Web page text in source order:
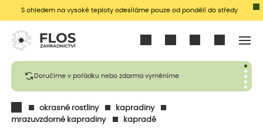
S ohledem na vysoké teploty odesíláme pouze od pondělí do středy
Doručíme v pořádku nebo zdarma vyměníme
okrasné rostliny
kapradiny
mrazuvzdorné kapradiny
kapradě